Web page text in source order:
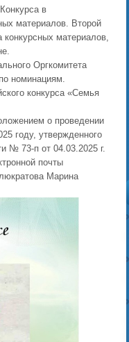
в
материалов. Второй
конкурсных материалов,
Оргкомитета
номинациям.
конкурса «Семья
о проведении
году, утвержденного
№ 73-п от 04.03.2025 г.
почты
Марина